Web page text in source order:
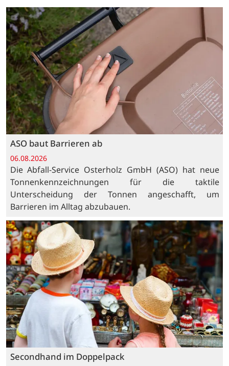
ASO baut Barrieren ab
06.08.2026
Die Abfall-Service Osterholz GmbH (ASO) hat neue
Tonnenkennzeichnungen für die taktile
Unterscheidung der Tonnen angeschafft, um
Barrieren im Alltag abzubauen.
Secondhand im Doppelpack